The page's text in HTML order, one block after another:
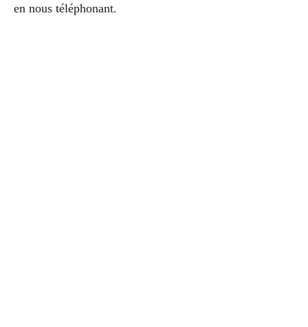
en nous téléphonant.